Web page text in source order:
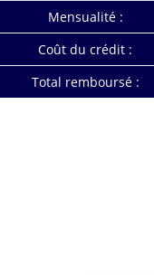
Mensualité :
Coût du crédit :
Total remboursé :